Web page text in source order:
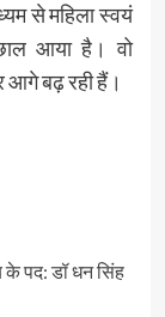
से महिला स्वयं
आया है। वो
आगे बढ़ रही हैं।
के पद: डॉ धन सिंह